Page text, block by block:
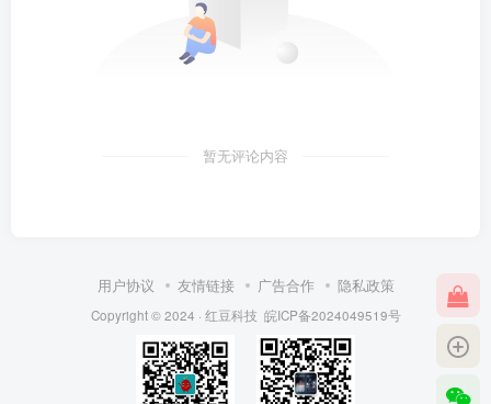
暂无评论内容
用户协议 友情链接 广告合作 隐私政策
Copyright © 2024 · 红豆科技 皖ICP备2024049519号